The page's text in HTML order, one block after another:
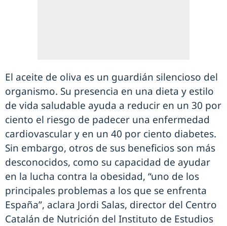
El aceite de oliva es un guardián silencioso del
organismo. Su presencia en una dieta y estilo
de vida saludable ayuda a reducir en un 30 por
ciento el riesgo de padecer una enfermedad
cardiovascular y en un 40 por ciento diabetes.
Sin embargo, otros de sus beneficios son más
desconocidos, como su capacidad de ayudar
en la lucha contra la obesidad, “uno de los
principales problemas a los que se enfrenta
España”, aclara Jordi Salas, director del Centro
Catalán de Nutrición del Instituto de Estudios